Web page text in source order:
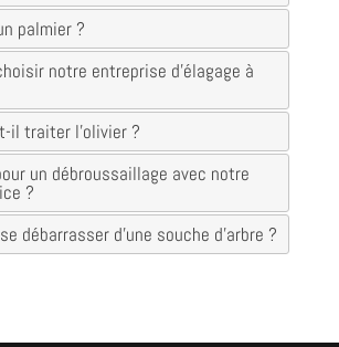
palmier ?
notre entreprise d’élagage à
il traiter l’olivier ?
un débroussaillage avec notre
?
débarrasser d’une souche d’arbre ?